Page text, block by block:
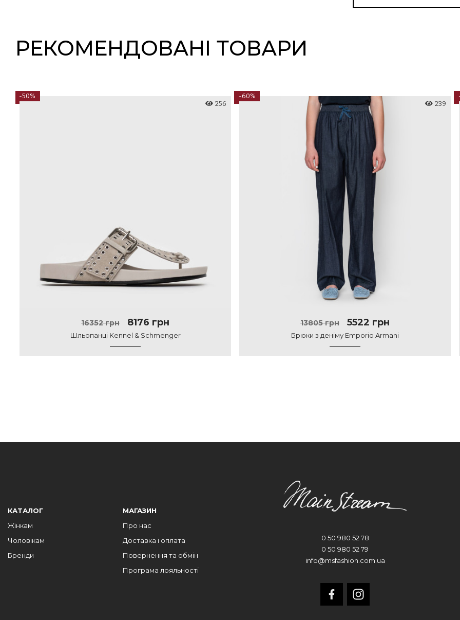
РЕКОМЕНДОВАНІ ТОВАРИ
-50%
16352 грн 8176 грн
Шльопанці Kennel & Schmenger
256
-60%
13805 грн 5522 грн
Брюки з деніму Emporio Armani
239
КАТАЛОГ
Жінкам
Чоловікам
Бренди
МАГАЗИН
Про нас
Доставка і оплата
Повернення та обмін
Програма лояльності
0 50 980 52 78
0 50 980 52 79
info@msfashion.com.ua